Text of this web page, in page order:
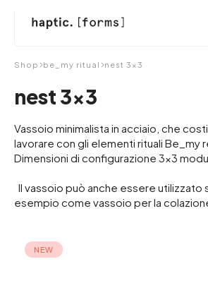
shop
Shop be_my ritual nest 3×3
nest 3×3
Vassoio minimalista in acciaio, che
lavorare con gli elementi rituali Be_my
Dimensioni di configurazione 3x3
Il vassoio può anche essere utilizzato
esempio come vassoio per la
NEW